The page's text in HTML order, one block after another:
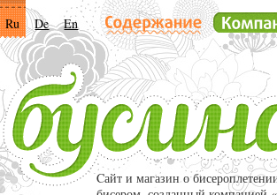
Ru De En
Cайт и магазин о